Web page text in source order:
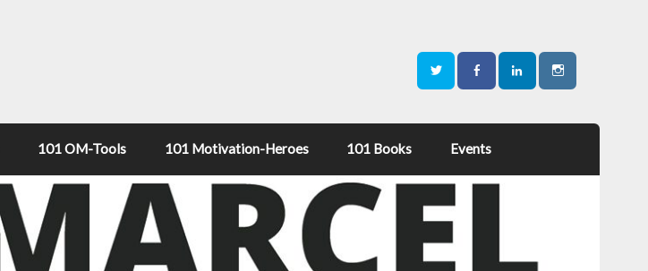
101 OM-Tools 101 Motivation-Heroes 101 Books Events